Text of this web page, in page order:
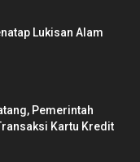
Lukisan Alam
Pemerintah
Kartu Kredit